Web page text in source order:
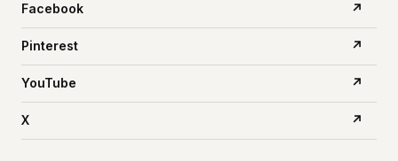
Facebook ↗
Pinterest ↗
YouTube ↗
X ↗